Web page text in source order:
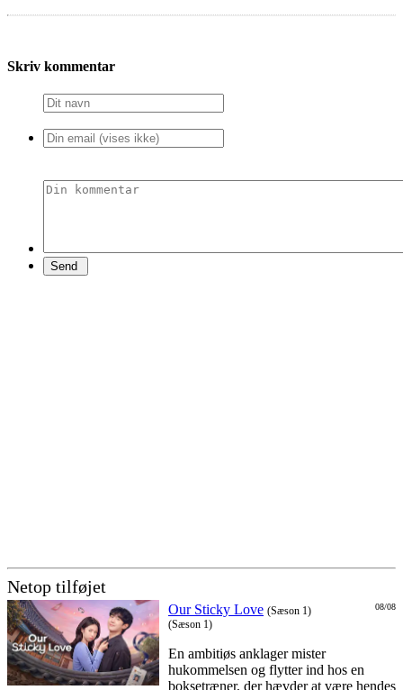
Skriv kommentar
Netop tilføjet
08/08
Our Sticky Love (Sæson 1)
(Sæson 1)
En ambitiøs anklager mister
hukommelsen og flytter ind hos en
boksetræner, der hævder at være hendes